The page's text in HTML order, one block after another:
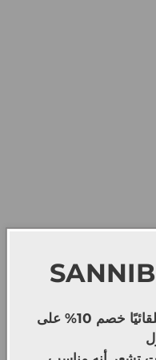
SANNIB
كترحيب بالزوار الجدد، أضفنا تلقائيًا خصم 10% على